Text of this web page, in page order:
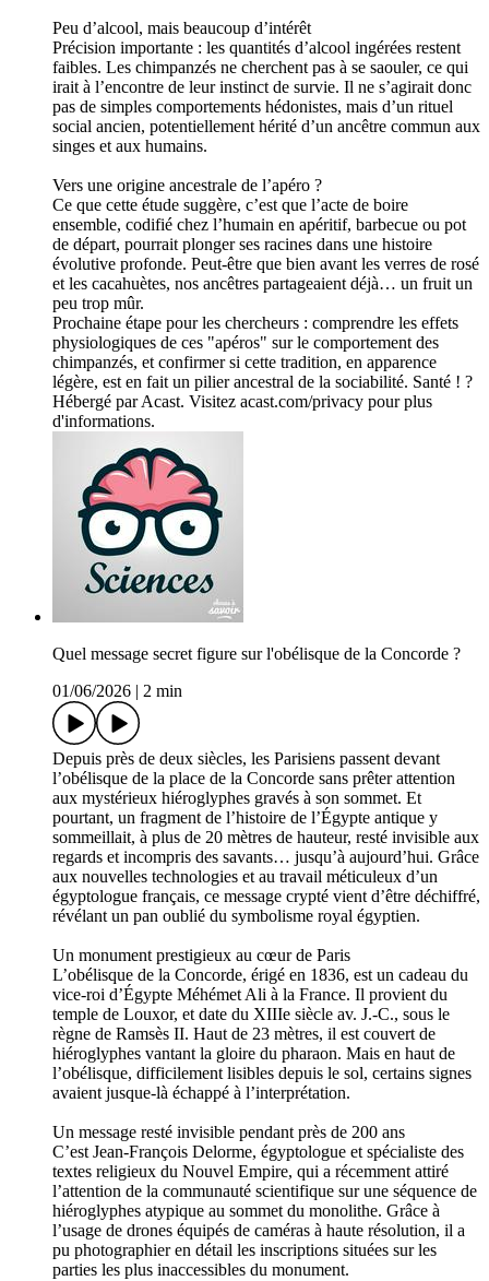
Peu d’alcool, mais beaucoup d’intérêt
Précision importante : les quantités d’alcool ingérées restent
faibles. Les chimpanzés ne cherchent pas à se saouler, ce qui
irait à l’encontre de leur instinct de survie. Il ne s’agirait donc
pas de simples comportements hédonistes, mais d’un rituel
social ancien, potentiellement hérité d’un ancêtre commun aux
singes et aux humains.
Vers une origine ancestrale de l’apéro ?
Ce que cette étude suggère, c’est que l’acte de boire
ensemble, codifié chez l’humain en apéritif, barbecue ou pot
de départ, pourrait plonger ses racines dans une histoire
évolutive profonde. Peut-être que bien avant les verres de rosé
et les cacahuètes, nos ancêtres partageaient déjà… un fruit un
peu trop mûr.
Prochaine étape pour les chercheurs : comprendre les effets
physiologiques de ces "apéros" sur le comportement des
chimpanzés, et confirmer si cette tradition, en apparence
légère, est en fait un pilier ancestral de la sociabilité. Santé ! ?
Hébergé par Acast. Visitez acast.com/privacy pour plus
d'informations.
Quel message secret figure sur l'obélisque de la Concorde ?
01/06/2026
2 min
Depuis près de deux siècles, les Parisiens passent devant
l’obélisque de la place de la Concorde sans prêter attention
aux mystérieux hiéroglyphes gravés à son sommet. Et
pourtant, un fragment de l’histoire de l’Égypte antique y
sommeillait, à plus de 20 mètres de hauteur, resté invisible aux
regards et incompris des savants… jusqu’à aujourd’hui. Grâce
aux nouvelles technologies et au travail méticuleux d’un
égyptologue français, ce message crypté vient d’être déchiffré,
révélant un pan oublié du symbolisme royal égyptien.
Un monument prestigieux au cœur de Paris
L’obélisque de la Concorde, érigé en 1836, est un cadeau du
vice-roi d’Égypte Méhémet Ali à la France. Il provient du
temple de Louxor, et date du XIIIe siècle av. J.-C., sous le
règne de Ramsès II. Haut de 23 mètres, il est couvert de
hiéroglyphes vantant la gloire du pharaon. Mais en haut de
l’obélisque, difficilement lisibles depuis le sol, certains signes
avaient jusque-là échappé à l’interprétation.
Un message resté invisible pendant près de 200 ans
C’est Jean-François Delorme, égyptologue et spécialiste des
textes religieux du Nouvel Empire, qui a récemment attiré
l’attention de la communauté scientifique sur une séquence de
hiéroglyphes atypique au sommet du monolithe. Grâce à
l’usage de drones équipés de caméras à haute résolution, il a
pu photographier en détail les inscriptions situées sur les
parties les plus inaccessibles du monument.